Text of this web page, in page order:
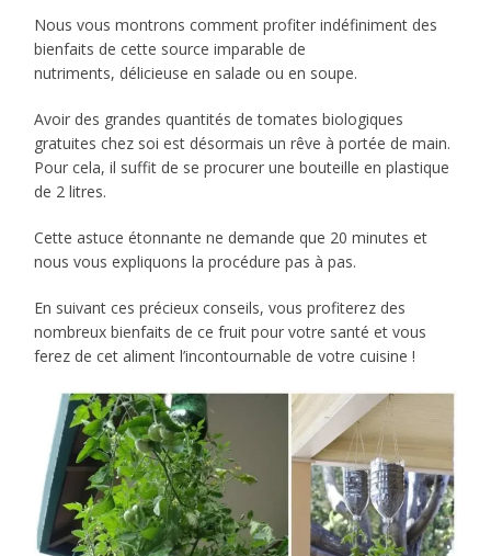
Nous vous montrons comment profiter indéfiniment des
bienfaits de cette source imparable de
nutriments, délicieuse en salade ou en soupe.
Avoir des grandes quantités de tomates biologiques
gratuites chez soi est désormais un rêve à portée de main.
Pour cela, il suffit de se procurer une bouteille en plastique
de 2 litres.
Cette astuce étonnante ne demande que 20 minutes et
nous vous expliquons la procédure pas à pas.
En suivant ces précieux conseils, vous profiterez des
nombreux bienfaits de ce fruit pour votre santé et vous
ferez de cet aliment l’incontournable de votre cuisine !